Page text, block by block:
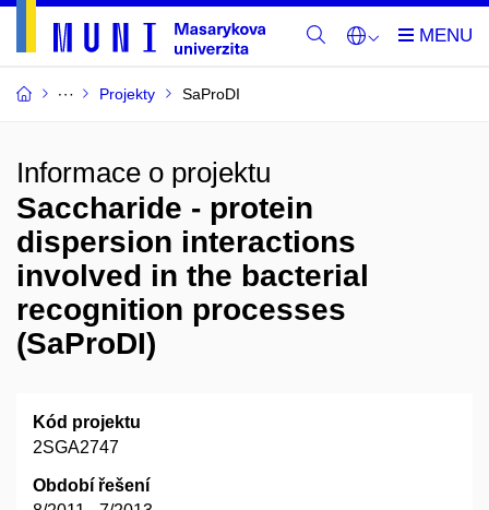
Projekty SaProDI
Informace o projektu
Saccharide - protein
dispersion interactions
involved in the bacterial
recognition processes
(SaProDI)
Kód projektu
2SGA2747
Období řešení